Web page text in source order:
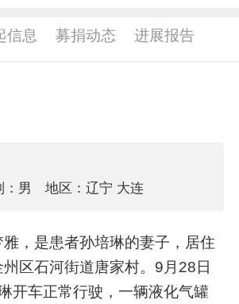
信息 募捐动态 进展报告
：男 地区：辽宁 大连
，是患者孙培琳的妻子，居住
区石河街道唐家村。9月28日
开车正常行驶，一辆液化气罐